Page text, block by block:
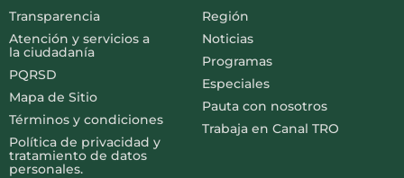
Transparencia
Atención y servicios a
la ciudadanía
PQRSD
Mapa de Sitio
Términos y condiciones
Política de privacidad y
tratamiento de datos
personales.
Región
Noticias
Programas
Especiales
Pauta con nosotros
Trabaja en Canal TRO